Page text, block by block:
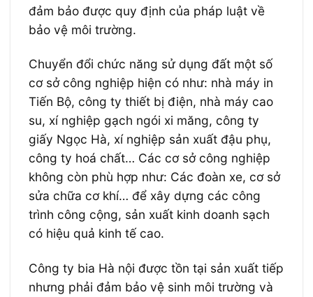
đảm bảo được quy định của pháp luật về
bảo vệ môi trường.
Chuyển đổi chức năng sử dụng đất một số
cơ sở công nghiệp hiện có như: nhà máy in
Tiến Bộ, công ty thiết bị điện, nhà máy cao
su, xí nghiệp gạch ngói xi măng, công ty
giấy Ngọc Hà, xí nghiệp sản xuất đậu phụ,
công ty hoá chất… Các cơ sở công nghiệp
không còn phù hợp như: Các đoàn xe, cơ sở
sửa chữa cơ khí… để xây dựng các công
trình công cộng, sản xuất kinh doanh sạch
có hiệu quả kinh tế cao.
Công ty bia Hà nội được tồn tại sản xuất tiếp
nhưng phải đảm bảo vệ sinh môi trường và